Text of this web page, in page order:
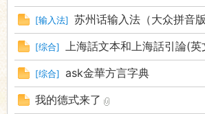
[输入法] 苏州话输入法（大众拼音版
[综合] 上海話文本和上海話引論(英
[综合]
ask金華方言字典
我的德式来了